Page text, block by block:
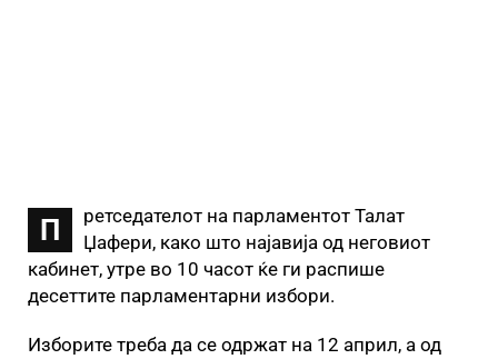
П
ретседателот на парламентот Талат
Џафери, како што најавија од неговиот
кабинет, утре во 10 часот ќе ги распише
десеттите парламентарни избори.
Изборите треба да се одржат на 12 април, а од